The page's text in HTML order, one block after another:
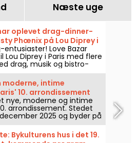
Næste uge
oplevet drag-dinner-
Phœnix på Lou Diprey i
entusiaster! Love Bazar
Lou Diprey i Paris med flere
drag, musik og bistro-
ledes af Misty
og Jenny From The
23., 28. og 29. januar, samt
26. februar — og fra marts
hver torsdag og fredag
show i et immersivt og
til at skabe en helt
artisterne og
selv, og her er alt om
moderne, intime
10. arrondissement
nye, moderne og intime
arrondissement. Stedet
2025 og byder på
koreograferede shows
i en dæmpet
til en nutidig
Bykulturens hus i det 19.